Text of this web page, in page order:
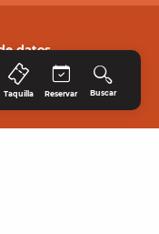
Taquilla Reservar Buscar
datos.